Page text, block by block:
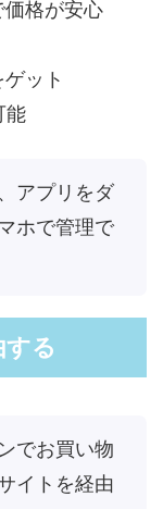
格が安心
ット
能
アプリをダ
ホで管理で
る
でお買い物
イトを経由